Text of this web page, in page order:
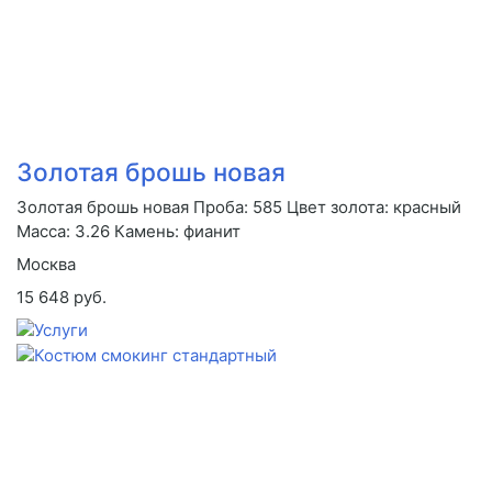
Золотая брошь новая
Золотая брошь новая Проба: 585 Цвет золота: красный
Масса: 3.26 Камень: фианит
Москва
15 648 руб.